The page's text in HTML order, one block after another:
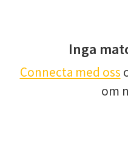
Inga
Connecta med oss
om